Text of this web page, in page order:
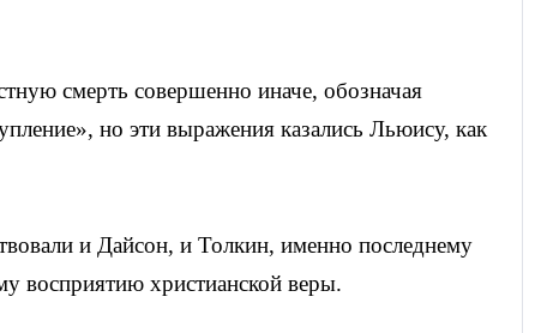
смерть совершенно иначе, обозначая
но эти выражения казались Льюису, как
и Дайсон, и Толкин, именно последнему
восприятию христианской веры.